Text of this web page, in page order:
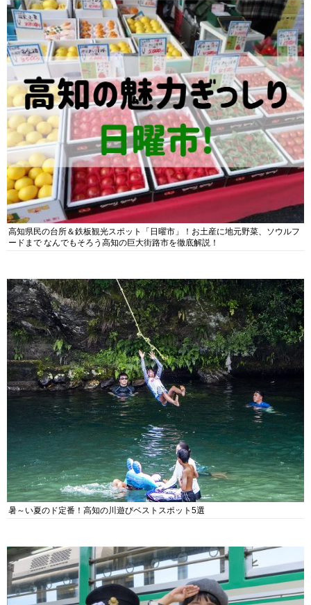
高知県民の台所＆鉄板観光スポット「日曜市」！お土産に地元野菜、ソウルフ
ードまで なんでもそろう高知の巨大街路市を徹底解説！
暑～い夏のド定番！高知の川遊びベストスポット5選